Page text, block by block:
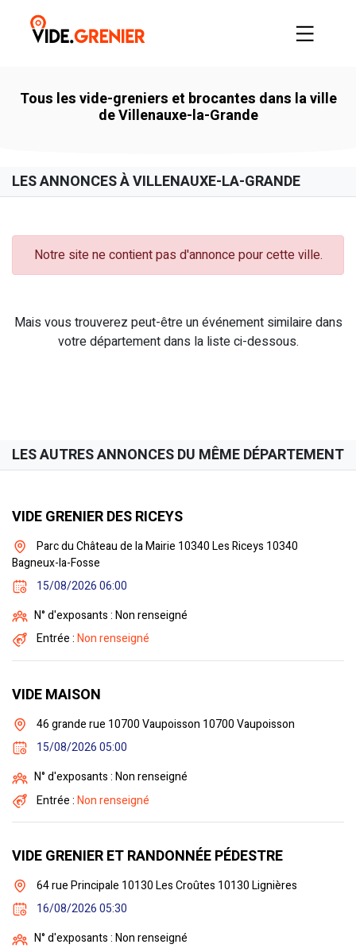
Tous les vide-greniers et brocantes dans la ville
de Villenauxe-la-Grande
LES ANNONCES À VILLENAUXE-LA-GRANDE
Notre site ne contient pas d'annonce pour cette ville.
Mais vous trouverez peut-être un événement similaire dans
votre département dans la liste ci-dessous.
LES AUTRES ANNONCES DU MÊME DÉPARTEMENT
VIDE GRENIER DES RICEYS
Parc du Château de la Mairie 10340 Les Riceys 10340
Bagneux-la-Fosse
15/08/2026 06:00
N° d'exposants : Non renseigné
Entrée :Non renseigné
VIDE MAISON
46 grande rue 10700 Vaupoisson 10700 Vaupoisson
15/08/2026 05:00
N° d'exposants : Non renseigné
Entrée :Non renseigné
VIDE GRENIER ET RANDONNÉE PÉDESTRE
64 rue Principale 10130 Les Croûtes 10130 Lignières
16/08/2026 05:30
N° d'exposants : Non renseigné